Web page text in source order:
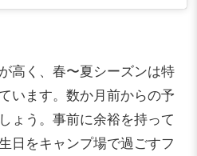
高く、春〜夏シーズンは特
います。数か月前からの予
ょう。事前に余裕を持って
日をキャンプ場で過ごすフ